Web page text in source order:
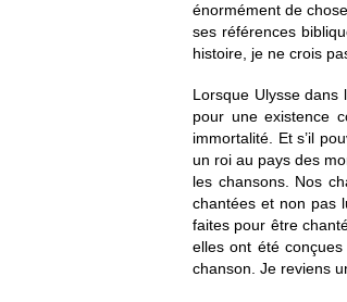
énormément de
ses références
histoire, je ne crois
Lorsque Ulysse dans
pour une existence
immortalité. Et s’il
un roi au pays des
les chansons. Nos
chantées et non pas
faites pour être
elles ont été
chanson. Je reviens